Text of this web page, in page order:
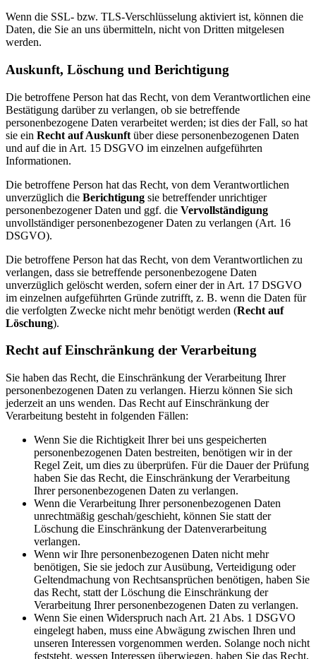
Wenn die SSL- bzw. TLS-Verschlüsselung aktiviert ist, können die
Daten, die Sie an uns übermitteln, nicht von Dritten mitgelesen
werden.
Auskunft, Löschung und Berichtigung
Die betroffene Person hat das Recht, von dem Verantwortlichen eine
Bestätigung darüber zu verlangen, ob sie betreffende
personenbezogene Daten verarbeitet werden; ist dies der Fall, so hat
sie ein Recht auf Auskunft über diese personenbezogenen Daten
und auf die in Art. 15 DSGVO im einzelnen aufgeführten
Informationen.
Die betroffene Person hat das Recht, von dem Verantwortlichen
unverzüglich die Berichtigung sie betreffender unrichtiger
personenbezogener Daten und ggf. die Vervollständigung
unvollständiger personenbezogener Daten zu verlangen (Art. 16
DSGVO).
Die betroffene Person hat das Recht, von dem Verantwortlichen zu
verlangen, dass sie betreffende personenbezogene Daten
unverzüglich gelöscht werden, sofern einer der in Art. 17 DSGVO
im einzelnen aufgeführten Gründe zutrifft, z. B. wenn die Daten für
die verfolgten Zwecke nicht mehr benötigt werden (Recht auf
Löschung).
Recht auf Einschränkung der Verarbeitung
Sie haben das Recht, die Einschränkung der Verarbeitung Ihrer
personenbezogenen Daten zu verlangen. Hierzu können Sie sich
jederzeit an uns wenden. Das Recht auf Einschränkung der
Verarbeitung besteht in folgenden Fällen:
Wenn Sie die Richtigkeit Ihrer bei uns gespeicherten
personenbezogenen Daten bestreiten, benötigen wir in der
Regel Zeit, um dies zu überprüfen. Für die Dauer der Prüfung
haben Sie das Recht, die Einschränkung der Verarbeitung
Ihrer personenbezogenen Daten zu verlangen.
Wenn die Verarbeitung Ihrer personenbezogenen Daten
unrechtmäßig geschah/geschieht, können Sie statt der
Löschung die Einschränkung der Datenverarbeitung
verlangen.
Wenn wir Ihre personenbezogenen Daten nicht mehr
benötigen, Sie sie jedoch zur Ausübung, Verteidigung oder
Geltendmachung von Rechtsansprüchen benötigen, haben Sie
das Recht, statt der Löschung die Einschränkung der
Verarbeitung Ihrer personenbezogenen Daten zu verlangen.
Wenn Sie einen Widerspruch nach Art. 21 Abs. 1 DSGVO
eingelegt haben, muss eine Abwägung zwischen Ihren und
unseren Interessen vorgenommen werden. Solange noch nicht
feststeht, wessen Interessen überwiegen, haben Sie das Recht,